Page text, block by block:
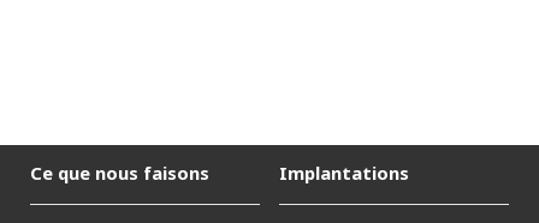
Ce que nous faisons Implantations